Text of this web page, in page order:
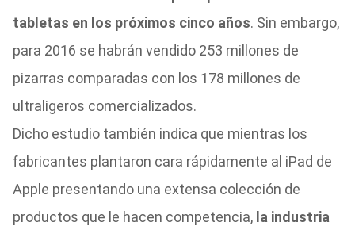
tabletas en los próximos cinco años. Sin embargo,
para 2016 se habrán vendido 253 millones de
pizarras comparadas con los 178 millones de
ultraligeros comercializados.
Dicho estudio también indica que mientras los
fabricantes plantaron cara rápidamente al iPad de
Apple presentando una extensa colección de
productos que le hacen competencia, la industria